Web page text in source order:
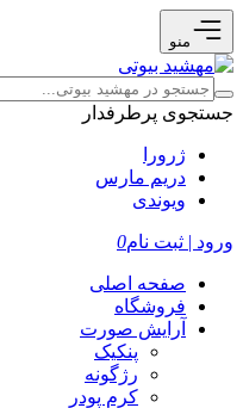
منو
جستجوی پرطرفدار
ژرورا
دریم مارس
ویوندی
ورود | ثبت نام0
صفحه اصلی
فروشگاه
آرایش صورت
پنکیک
رژگونه
کرم پودر